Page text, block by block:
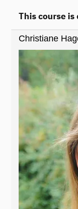
This course
Christiane